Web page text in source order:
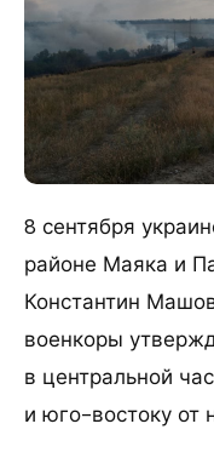
8 сентября
районе Маяка и
Константин
военкоры
в центральной
и юго-востоку от